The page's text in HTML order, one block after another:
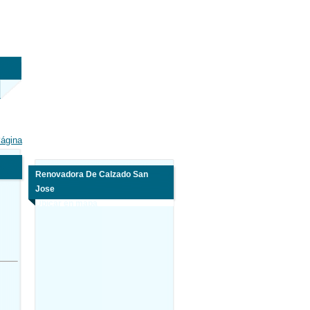
Renovadora De Calzado San
Jose